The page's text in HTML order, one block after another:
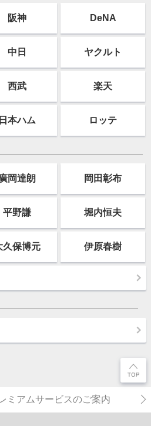
阪神 DeNA
中日 ヤクルト
西武 楽天
日本ハム ロッテ
廣岡達朗 岡田彰布
平野謙 堀内恒夫
久保博元 伊原春樹
ミアムサービスのご案内